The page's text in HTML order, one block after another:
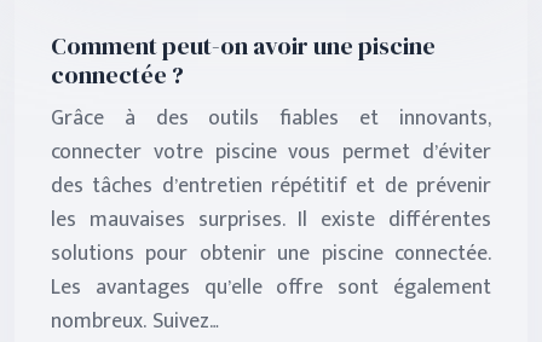
Comment peut-on avoir une piscine
connectée ?
Grâce à des outils fiables et innovants,
connecter votre piscine vous permet d’éviter
des tâches d’entretien répétitif et de prévenir
les mauvaises surprises. Il existe différentes
solutions pour obtenir une piscine connectée.
Les avantages qu’elle offre sont également
nombreux. Suivez…